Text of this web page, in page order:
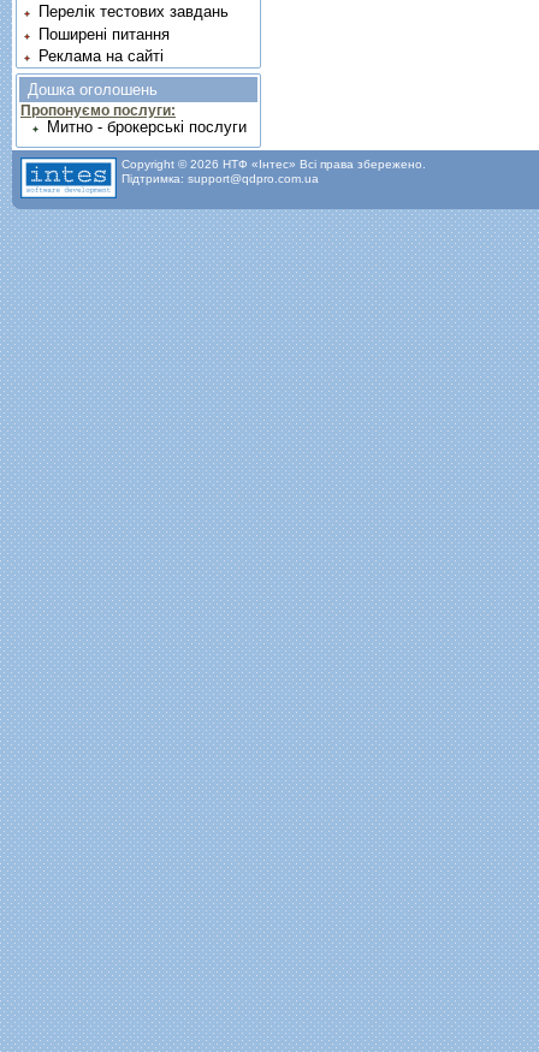
Перелік тестових завдань
Поширені питання
Реклама на сайті
Дошка оголошень
Пропонуємо послуги:
Митно - брокерські послуги
Copyright © 2026 НТФ «Інтес» Всі права збережено.
Підтримка: support@qdpro.com.ua